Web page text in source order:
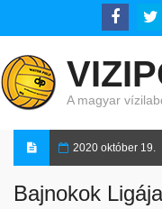
A magyar
2020 október 19.
Bajnokok